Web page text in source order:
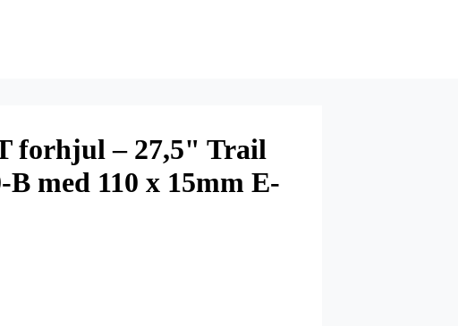
forhjul – 27,5" Trail
med 110 x 15mm E-